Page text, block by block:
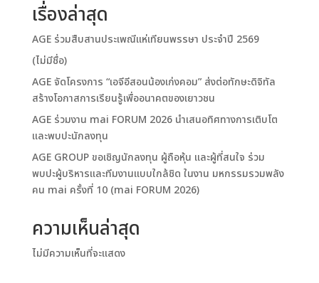
เรื่องล่าสุด
AGE ร่วมสืบสานประเพณีแห่เทียนพรรษา ประจำปี 2569
(ไม่มีชื่อ)
AGE จัดโครงการ “เอจีอีสอนน้องเก่งคอม” ส่งต่อทักษะดิจิทัล
สร้างโอกาสการเรียนรู้เพื่ออนาคตของเยาวชน
AGE ร่วมงาน mai FORUM 2026 นำเสนอทิศทางการเติบโต
และพบปะนักลงทุน
AGE GROUP ขอเชิญนักลงทุน ผู้ถือหุ้น และผู้ที่สนใจ ร่วม
พบปะผู้บริหารและทีมงานแบบใกล้ชิด ในงาน มหกรรมรวมพลัง
คน mai ครั้งที่ 10 (mai FORUM 2026)
ความเห็นล่าสุด
ไม่มีความเห็นที่จะแสดง